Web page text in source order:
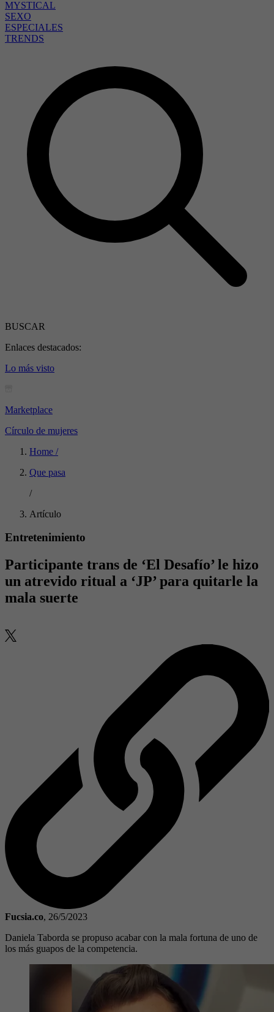
MYSTICAL
SEXO
ESPECIALES
TRENDS
BUSCAR
Enlaces destacados:
Lo más visto
Marketplace
Círculo de mujeres
Home /
Que pasa
/
Artículo
Entretenimiento
Participante trans de ‘El Desafío’ le hizo
un atrevido ritual a ‘JP’ para quitarle la
mala suerte
Fucsia.co, 26/5/2023
Daniela Taborda se propuso acabar con la mala fortuna de uno de
los más guapos de la competencia.